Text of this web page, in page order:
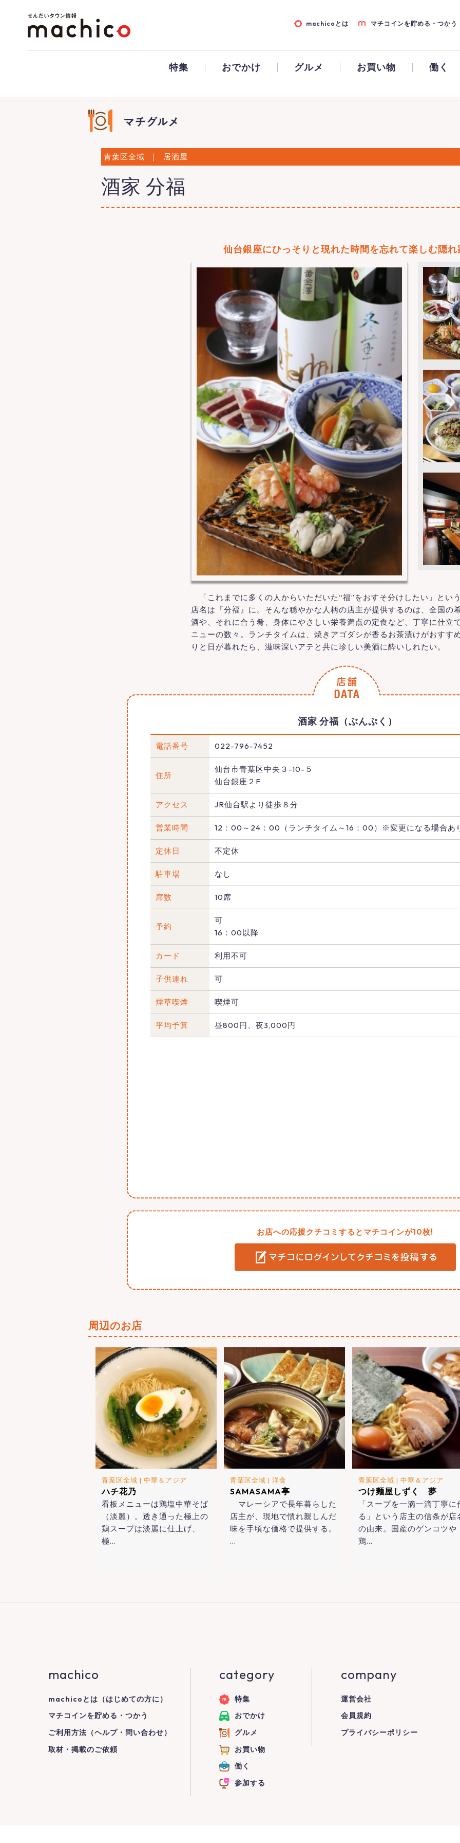
machicoとは マチコインを貯める・つかう
特集 おでかけ グルメ お買い物 働く
青葉区全域 ｜ 居酒屋
酒家 分福
仙台銀座にひっそりと現れた時間を忘れて楽しむ隠れ
「これまでに多くの人からいただいた“福”をおすそ分けしたい」とい
店名は『分福』に。そんな穏やかな人柄の店主が提供するのは、全国の
酒や、それに合う肴、身体にやさしい栄養満点の定食など、丁寧に仕立
ニューの数々。ランチタイムは、焼きアゴダシが香るお茶漬けがおすす
りと日が暮れたら、滋味深いアテと共に珍しい美酒に酔いしれたい。
酒家 分福（ぶんぷく）
電話番号 022-796-7452
住所
仙台市青葉区中央３-10-５
仙台銀座２F
アクセス JR仙台駅より徒歩８分
営業時間 12：00～24：00（ランチタイム～16：00）※変更になる場合あ
定休日 不定休
駐車場 なし
席数 10席
予約
可
16：00以降
カード 利用不可
子供連れ 可
煙草喫煙 喫煙可
平均予算 昼800円、夜3,000円
お店への応援クチコミするとマチコインが10枚!
周辺のお店
青葉区全域 | 中華＆アジア
ハチ花乃
看板メニューは鶏塩中華そば
（淡麗）。透き通った極上の
鶏スープは淡麗に仕上げ、
極…
青葉区全域 | 洋食
SAMASAMA亭
マレーシアで長年暮らした
店主が、現地で慣れ親しんだ
味を手頃な価格で提供する。
…
青葉区全域 | 中華＆アジア
つけ麺屋しずく 夢
「スープを一滴一滴丁寧に
る」という店主の信条が店
の由来。国産のゲンコツや
鶏…
machico
machicoとは（はじめての方に）
マチコインを貯める・つかう
ご利用方法（ヘルプ・問い合わせ）
取材・掲載のご依頼
category
特集
おでかけ
グルメ
お買い物
働く
参加する
company
運営会社
会員規約
プライバシーポリシー